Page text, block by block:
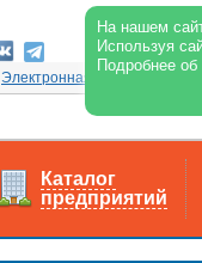
На нашем
Используя
Подробнее
Электронная версия
Каталог
предприятий